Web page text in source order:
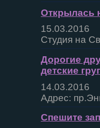
Открылась
15.03.2016
Студия на
Дорогие
детские
14.03.2016
Адрес:
Спешите